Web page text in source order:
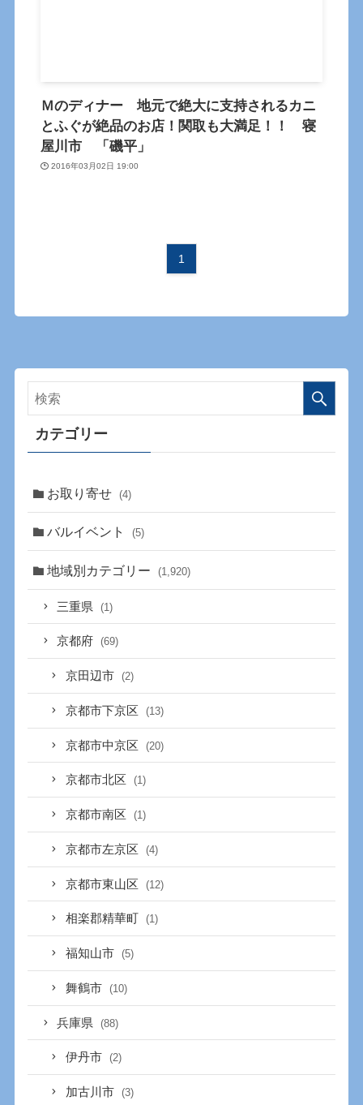
Ｍのディナー 地元で絶大に支持されるカニ
とふぐが絶品のお店！関取も大満足！！ 寝
屋川市 「磯平」
2016年03月02日 19:00
1
カテゴリー
お取り寄せ (4)
バルイベント (5)
地域別カテゴリー (1,920)
三重県 (1)
京都府 (69)
京田辺市 (2)
京都市下京区 (13)
京都市中京区 (20)
京都市北区 (1)
京都市南区 (1)
京都市左京区 (4)
京都市東山区 (12)
相楽郡精華町 (1)
福知山市 (5)
舞鶴市 (10)
兵庫県 (88)
伊丹市 (2)
加古川市 (3)